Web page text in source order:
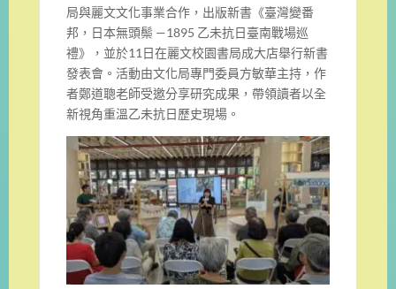
局與麗文文化事業合作，出版新書《臺灣變番
邦，日本無頭鬃 —1895 乙未抗日臺南戰場巡
禮》，並於11日在麗文校園書局成大店舉行新書
發表會。活動由文化局專門委員方敏華主持，作
者鄭道聰老師受邀分享研究成果，帶領讀者以全
新視角重溫乙未抗日歷史現場。